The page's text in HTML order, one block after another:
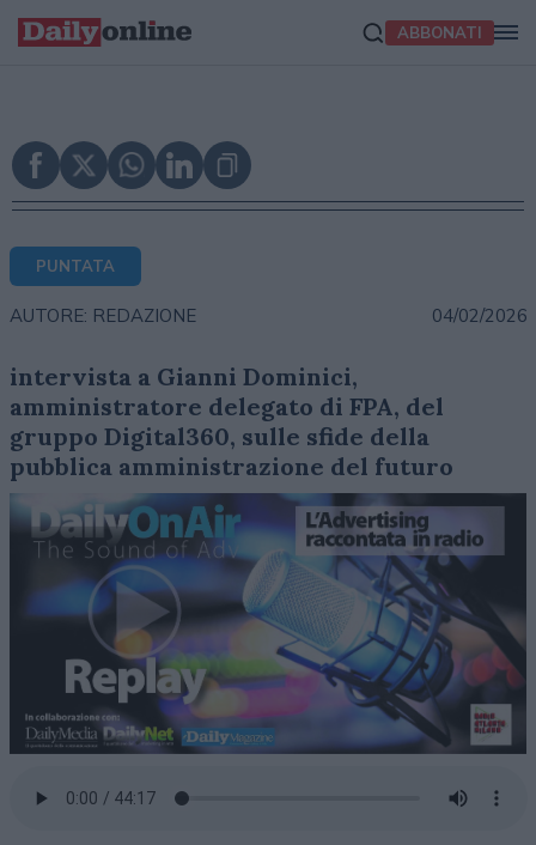
ABBONATI
PUNTATA
AUTORE: REDAZIONE 04/02/2026
intervista a Gianni Dominici,
amministratore delegato di FPA, del
gruppo Digital360, sulle sfide della
pubblica amministrazione del futuro